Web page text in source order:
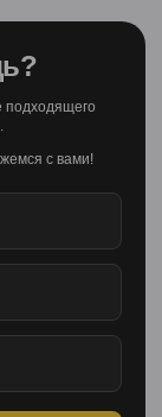
подходящего
с вами!